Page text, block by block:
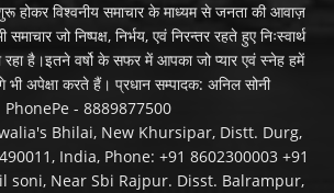
विश्वनीय समाचार के माध्यम से जनता की आवाज़
जो निष्पक्ष, निर्भय, एवं निरन्तर रहते हुए निःस्वार्थ
है।इतने वर्षो के सफर में आपका जो प्यार एवं स्नेह हमें
अपेक्षा करते हैं। प्रधान सम्पादक: अनिल सोनी
PhonePe - 8889877500
Bhilai, New Khursipar, Distt. Durg,
India, Phone: +91 8602300003 +91
soni, Near Sbi Rajpur. Disst. Balrampur,